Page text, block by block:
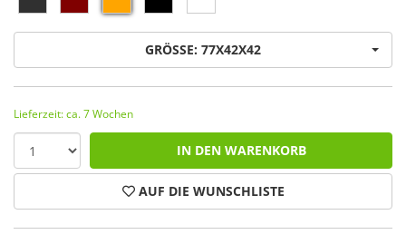
GRÖSSE: 77X42X42
Lieferzeit: ca. 7 Wochen
IN DEN WARENKORB
AUF DIE WUNSCHLISTE